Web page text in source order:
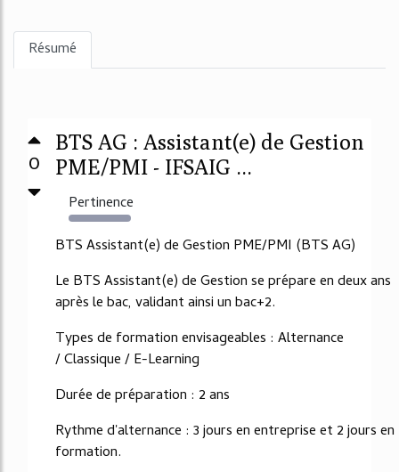
Résumé
0
BTS AG : Assistant(e) de Gestion
PME/PMI - IFSAIG ...
Pertinence
2832%
BTS Assistant(e) de Gestion PME/PMI (BTS AG)
Le BTS Assistant(e) de Gestion se prépare en deux ans
après le bac, validant ainsi un bac+2.
Types de formation envisageables : Alternance
/ Classique / E-Learning
Durée de préparation : 2 ans
Rythme d'alternance : 3 jours en entreprise et 2 jours en
formation.